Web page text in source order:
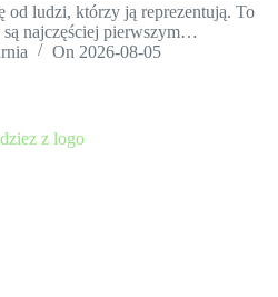
od ludzi, którzy ją reprezentują. To
są najczęściej pierwszym…
On 2026-08-05